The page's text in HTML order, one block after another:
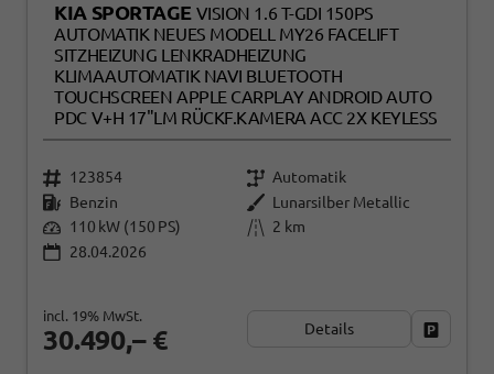
KIA SPORTAGE VISION 1.6 T-GDI 150PS
AUTOMATIK NEUES MODELL MY26 FACELIFT
SITZHEIZUNG LENKRADHEIZUNG
KLIMAAUTOMATIK NAVI BLUETOOTH
TOUCHSCREEN APPLE CARPLAY ANDROID AUTO
PDC V+H 17"LM RÜCKF.KAMERA ACC 2X KEYLESS
123854
Automatik
Benzin
Lunarsilber Metallic
110 kW (150 PS)
2 km
28.04.2026
30.490,– €
incl. 19% MwSt.
Details